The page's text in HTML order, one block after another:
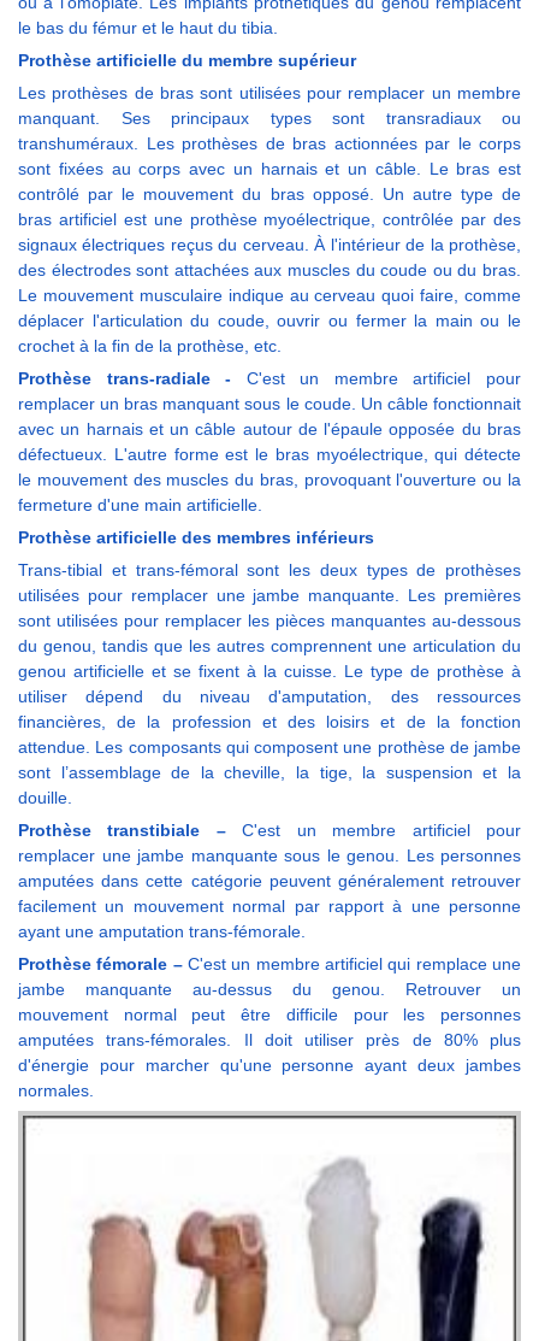
le bas du fémur et le haut du tibia.
Prothèse artificielle du membre supérieur
Les prothèses de bras sont utilisées pour remplacer un membre
manquant. Ses principaux types sont transradiaux ou
transhuméraux. Les prothèses de bras actionnées par le corps
sont fixées au corps avec un harnais et un câble. Le bras est
contrôlé par le mouvement du bras opposé. Un autre type de
bras artificiel est une prothèse myoélectrique, contrôlée par des
signaux électriques reçus du cerveau. À l'intérieur de la prothèse,
des électrodes sont attachées aux muscles du coude ou du bras.
Le mouvement musculaire indique au cerveau quoi faire, comme
déplacer l'articulation du coude, ouvrir ou fermer la main ou le
crochet à la fin de la prothèse, etc.
Prothèse trans-radiale - C'est un membre artificiel pour
remplacer un bras manquant sous le coude. Un câble fonctionnait
avec un harnais et un câble autour de l'épaule opposée du bras
défectueux. L'autre forme est le bras myoélectrique, qui détecte
le mouvement des muscles du bras, provoquant l'ouverture ou la
fermeture d'une main artificielle.
Prothèse artificielle des membres inférieurs
Trans-tibial et trans-fémoral sont les deux types de prothèses
utilisées pour remplacer une jambe manquante. Les premières
sont utilisées pour remplacer les pièces manquantes au-dessous
du genou, tandis que les autres comprennent une articulation du
genou artificielle et se fixent à la cuisse. Le type de prothèse à
utiliser dépend du niveau d'amputation, des ressources
financières, de la profession et des loisirs et de la fonction
attendue. Les composants qui composent une prothèse de jambe
sont l’assemblage de la cheville, la tige, la suspension et la
douille.
Prothèse transtibiale –C'est un membre artificiel pour
remplacer une jambe manquante sous le genou. Les personnes
amputées dans cette catégorie peuvent généralement retrouver
facilement un mouvement normal par rapport à une personne
ayant une amputation trans-fémorale.
Prothèse fémorale – C'est un membre artificiel qui remplace une
jambe manquante au-dessus du genou. Retrouver un
mouvement normal peut être difficile pour les personnes
amputées trans-fémorales. Il doit utiliser près de 80% plus
d'énergie pour marcher qu'une personne ayant deux jambes
normales.